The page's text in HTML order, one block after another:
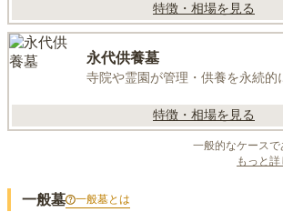
特徴・相場を見る
永代供養墓
寺院や霊園が管理・供養を永続的
特徴・相場を見る
一般的なケースで
もっと
一般墓 一般墓とは